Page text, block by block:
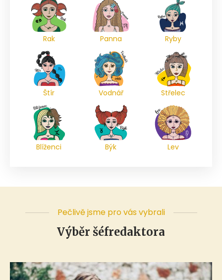
Rak Panna Ryby
Štír Vodnář Střelec
Blíženci Býk Lev
Pečlivě jsme pro vás vybrali
Výběr šéfredaktora